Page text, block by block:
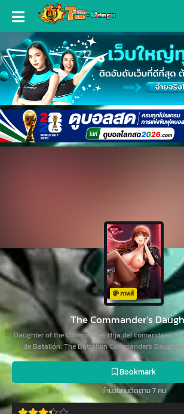
ภาพสี
The Commander’s
Daughter of the Commander, Hija del comandante,
de Batallón, The Battalion Commander's
Daughter, 대대장 딸
Bookmark
จำนวนคนติดตาม 7 คน